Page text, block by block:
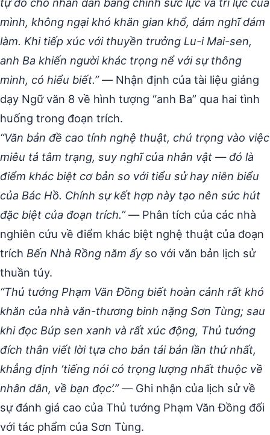
mình, không ngại khó khăn gian khổ, dám nghĩ dám
làm. Khi tiếp xúc với thuyền trưởng Lu-i Mai-sen,
anh Ba khiến người khác trọng nể với sự thông
minh, có hiểu biết.”— Nhận định của tài liệu giảng
dạy Ngữ văn 8 về hình tượng “anh Ba” qua hai tình
huống trong đoạn trích.
“Văn bản đề cao tính nghệ thuật, chú trọng vào việc
miêu tả tâm trạng, suy nghĩ của nhân vật — đó là
điểm khác biệt cơ bản so với tiểu sử hay niên biểu
của Bác Hồ. Chính sự kết hợp này tạo nên sức hút
đặc biệt của đoạn trích.”— Phân tích của các nhà
nghiên cứu về điểm khác biệt nghệ thuật của đoạn
trích Bến Nhà Rồng năm ấyso với văn bản lịch sử
thuần túy.
“Thủ tướng Phạm Văn Đồng biết hoàn cảnh rất khó
khăn của nhà văn-thương binh nặng Sơn Tùng; sau
khi đọc Búp sen xanh và rất xúc động, Thủ tướng
đích thân viết lời tựa cho bản tái bản lần thứ nhất,
khẳng định ‘tiếng nói có trọng lượng nhất thuộc về
nhân dân, về bạn đọc’.”— Ghi nhận của lịch sử về
sự đánh giá cao của Thủ tướng Phạm Văn Đồng đối
với tác phẩm của Sơn Tùng.